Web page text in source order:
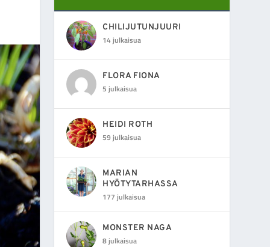
CHILIJUTUNJUURI
14 julkaisua
FLORA FIONA
5 julkaisua
HEIDI ROTH
59 julkaisua
MARIAN
HYÖTYTARHASSA
177 julkaisua
MONSTER NAGA
8 julkaisua